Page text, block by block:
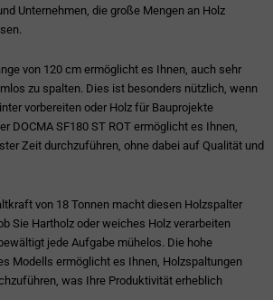
Unternehmen, die große Mengen an Holz
von 120 cm ermöglicht es Ihnen, auch sehr
zu spalten. Dies ist besonders nützlich, wenn
vorbereiten oder Holz für Bauprojekte
DOCMA SF180 ST ROT ermöglicht es Ihnen,
Zeit durchzuführen, ohne dabei auf Qualität und
von 18 Tonnen macht diesen Holzspalter
Sie Hartholz oder weiches Holz verarbeiten
jede Aufgabe mühelos. Die hohe
Modells ermöglicht es Ihnen, Holzspaltungen
was Ihre Produktivität erheblich